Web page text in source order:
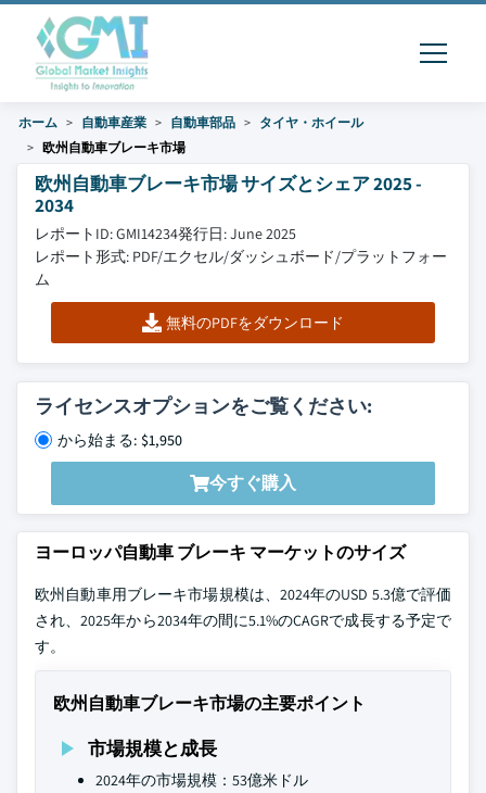
ホーム 自動車産業 自動車部品
タイヤ・ホイール
欧州自動車ブレーキ市場
欧州自動車ブレーキ市場 サイズとシェア 2025 -
2034
レポートID: GMI14234発行日: June 2025
レポート形式: PDF/エクセル/ダッシュボード/プラットフォー
ム
無料のPDFをダウンロード
ライセンスオプションをご覧ください:
から始まる: $1,950
今すぐ購入
ヨーロッパ自動車 ブレーキ マーケットのサイズ
欧州自動車用ブレーキ市場規模は、2024年のUSD 5.3億で評価
され、2025年から2034年の間に5.1%のCAGRで成長する予定で
す。
欧州自動車ブレーキ市場の主要ポイント
市場規模と成長
2024年の市場規模：53億米ドル